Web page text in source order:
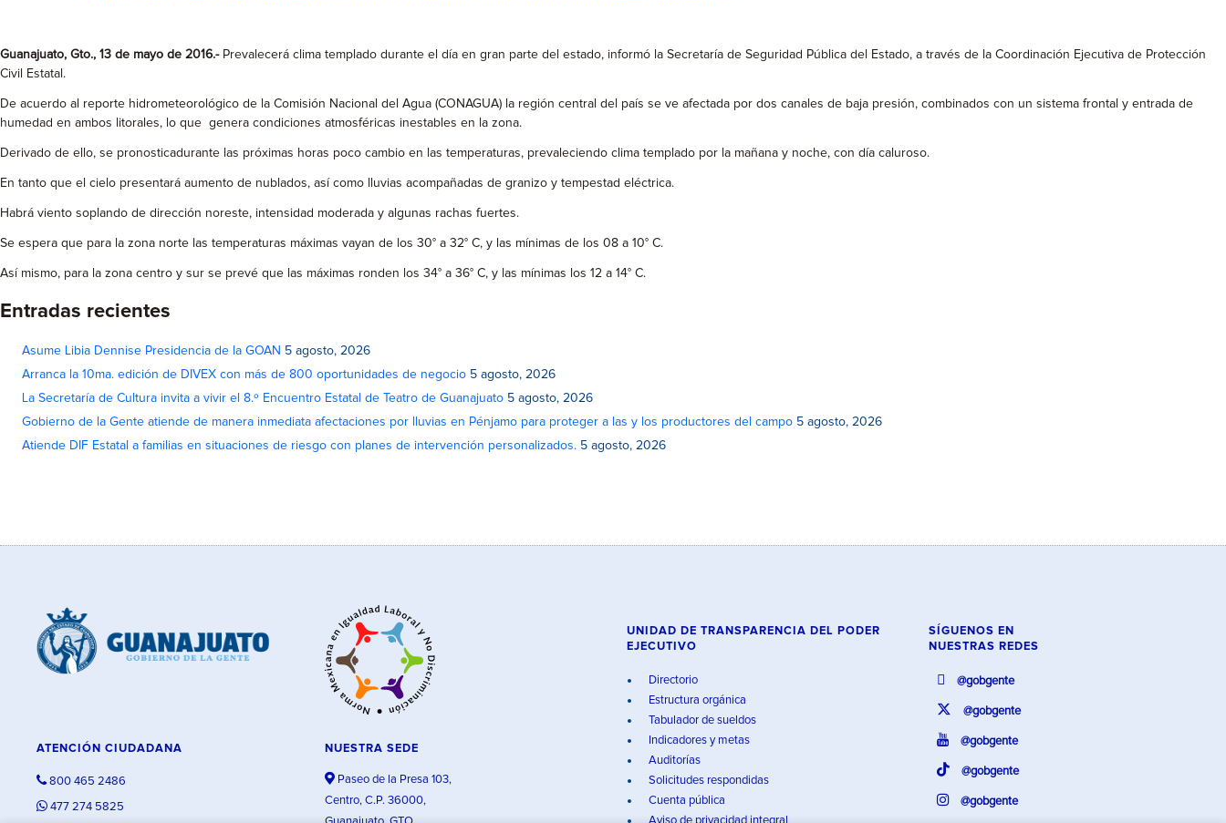
Guanajuato, Gto., 13 de mayo de 2016.- Prevalecerá clima templado durante el día en gran parte del estado, informó la Secretaría de Seguridad Pública del Estado, a través de la Coordinación Ejecutiva de Protección
Civil Estatal.
De acuerdo al reporte hidrometeorológico de la Comisión Nacional del Agua (CONAGUA) la región central del país se ve afectada por dos canales de baja presión, combinados con un sistema frontal y entrada de
humedad en ambos litorales, lo que genera condiciones atmosféricas inestables en la zona.
Derivado de ello, se pronosticadurante las próximas horas poco cambio en las temperaturas, prevaleciendo clima templado por la mañana y noche, con día caluroso.
En tanto que el cielo presentará aumento de nublados, así como lluvias acompañadas de granizo y tempestad eléctrica.
Habrá viento soplando de dirección noreste, intensidad moderada y algunas rachas fuertes.
Se espera que para la zona norte las temperaturas máximas vayan de los 30° a 32° C, y las mínimas de los 08 a 10° C.
Así mismo, para la zona centro y sur se prevé que las máximas ronden los 34° a 36° C, y las mínimas los 12 a 14° C.
Entradas recientes
Asume Libia Dennise Presidencia de la GOAN 5 agosto, 2026
Arranca la 10ma. edición de DIVEX con más de 800 oportunidades de negocio 5 agosto, 2026
La Secretaría de Cultura invita a vivir el 8.º Encuentro Estatal de Teatro de Guanajuato 5 agosto, 2026
Gobierno de la Gente atiende de manera inmediata afectaciones por lluvias en Pénjamo para proteger a las y los productores del campo 5 agosto, 2026
Atiende DIF Estatal a familias en situaciones de riesgo con planes de intervención personalizados. 5 agosto, 2026
ATENCIÓN CIUDADANA
800 465 2486
477 274 5825
NUESTRA SEDE
Paseo de la Presa 103,
Centro, C.P. 36000,
UNIDAD DE TRANSPARENCIA DEL PODER
EJECUTIVO
Directorio
Estructura orgánica
Tabulador de sueldos
Indicadores y metas
Auditorías
Solicitudes respondidas
Cuenta pública
SÍGUENOS EN
NUESTRAS REDES
@gobgente
@gobgente
@gobgente
@gobgente
@gobgente